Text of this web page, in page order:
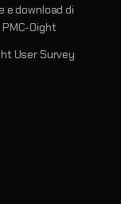
e download di
Oight
User Survey